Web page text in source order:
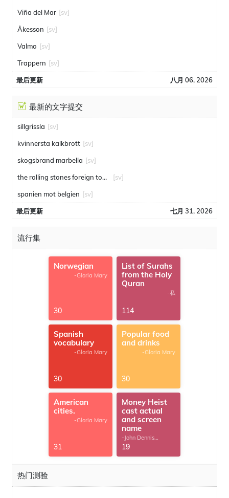
Viña del Mar [sv]
Åkesson [sv]
Valmo [sv]
Trappern [sv]
最后更新 八月 06, 2026
最新的文字提交
sillgrissla [sv]
kvinnersta kalkbrott [sv]
skogsbrand marbella [sv]
the rolling stones foreign tongues [sv]
spanien mot belgien [sv]
最后更新 七月 31, 2026
流行集
Norwegian
-Gloria Mary
30
List of Surahs
from the Holy
Quran
-私
114
Spanish
vocabulary
-Gloria Mary
30
Popular food
and drinks
-Gloria Mary
30
American
cities.
-Gloria Mary
31
Money Heist
cast actual
and screen
name
-John Dennis
G.Thomas
19
热门测验